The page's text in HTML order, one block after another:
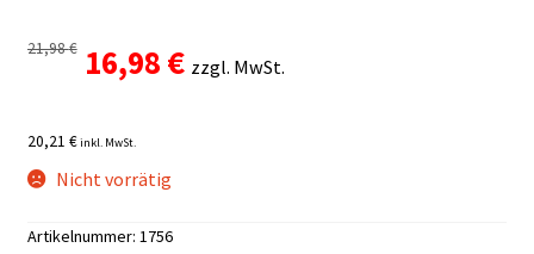
21,98€ Ursprünglicher
war:
16,98 €Aktueller
zzgl. MwSt.
20,21 €inkl. MwSt.
Nicht vorrätig
Artikelnummer: 1756